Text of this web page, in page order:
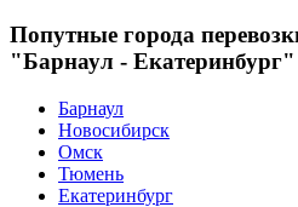
Попутные города
"Барнаул - Екатеринбург"
Барнаул
Новосибирск
Омск
Тюмень
Екатеринбург